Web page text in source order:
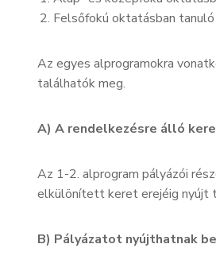
Felsőfokú oktatásban
Az egyes alprogramokra
találhatók meg.
A) A rendelkezésre álló
Az 1-2. alprogram pályázói
elkülönített keret erejéig nyújt
B) Pályázatot nyújthatnak be